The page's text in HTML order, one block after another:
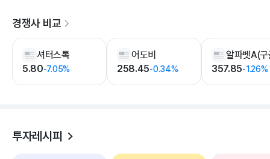
경쟁사 비교
셔터스톡
5.80-7.05%
어도비
258.45-0.34%
알파벳A(
357.85-1.26%
투자레시피